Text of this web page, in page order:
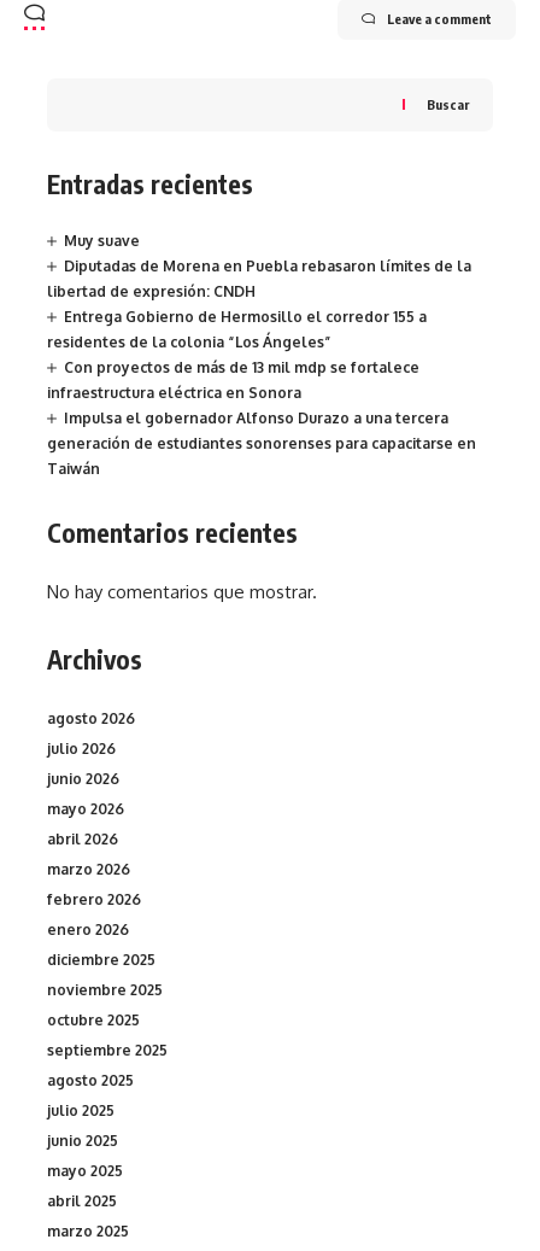
Leave a comment
Buscar
Entradas recientes
Muy suave
Diputadas de Morena en Puebla rebasaron límites de la
libertad de expresión: CNDH
Entrega Gobierno de Hermosillo el corredor 155 a
residentes de la colonia “Los Ángeles”
Con proyectos de más de 13 mil mdp se fortalece
infraestructura eléctrica en Sonora
Impulsa el gobernador Alfonso Durazo a una tercera
generación de estudiantes sonorenses para capacitarse en
Taiwán
Comentarios recientes
No hay comentarios que mostrar.
Archivos
agosto 2026
julio 2026
junio 2026
mayo 2026
abril 2026
marzo 2026
febrero 2026
enero 2026
diciembre 2025
noviembre 2025
octubre 2025
septiembre 2025
agosto 2025
julio 2025
junio 2025
mayo 2025
abril 2025
marzo 2025